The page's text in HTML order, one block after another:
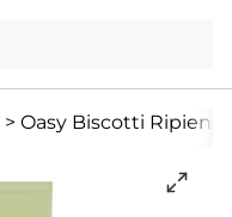
> Oasy Biscotti Ripieni